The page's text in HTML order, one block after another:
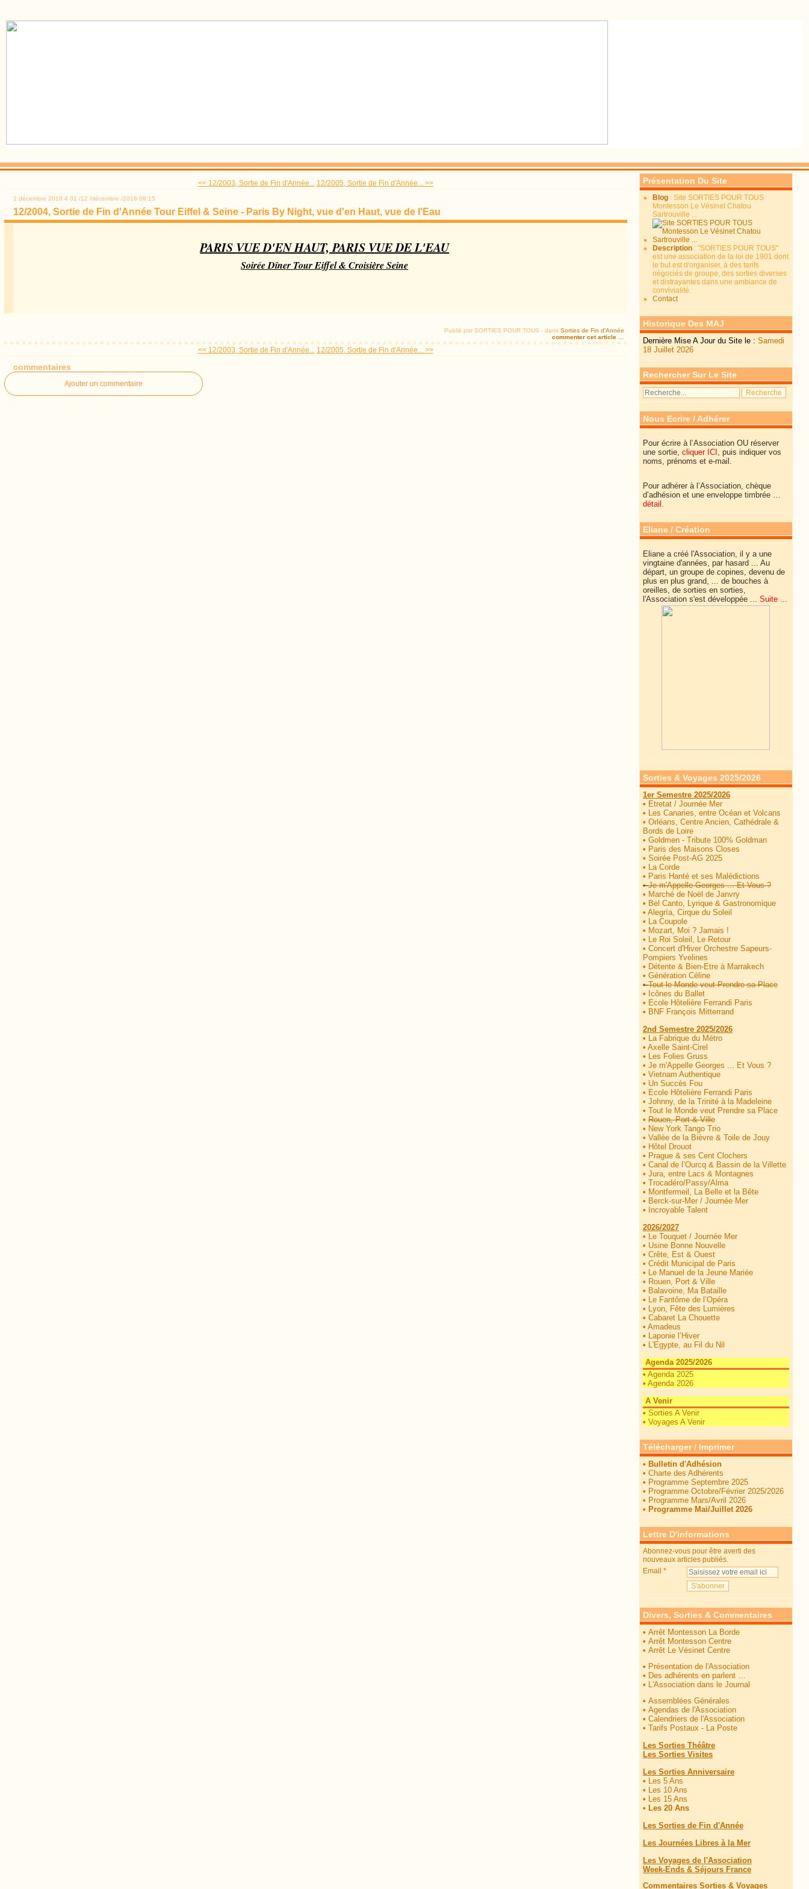
<< 12/2003, Sortie de Fin d'Année... 12/2005, Sortie de Fin d'Année... >>
1 décembre 2016 4 01 /12 /décembre /2016 09:15
12/2004, Sortie de Fin d'Année Tour Eiffel & Seine - Paris By Night, vue d'en Haut, vue de l'Eau
PARIS VUE D'EN HAUT, PARIS VUE DE L'EAU
Soirée Dîner Tour Eiffel & Croisière Seine
Publié par SORTIES POUR TOUS -dans Sorties de Fin d'Année
commenter cet article
<< 12/2003, Sortie de Fin d'Année... 12/2005, Sortie de Fin d'Année... >>
commentaires
Ajouter un commentaire
Présentation Du Site
Blog : Site SORTIES POUR TOUS
Montesson Le Vésinet Chatou
Sartrouville ...
Description : "SORTIES POUR TOUS"
est une association de la loi de 1901 dont
le but est d'organiser, à des tarifs
négociés de groupe, des sorties diverses
et distrayantes dans une ambiance de
convivialité.
Contact
Historique Des MAJ
Dernière Mise A Jour du Site le :Samedi
18 Juillet 2026
Rechercher Sur Le Site
Nous Ecrire / Adhérer
Pour écrire à l’Association OU réserver
une sortie,cliquer ICI , puis indiquer vos
noms, prénoms et e-mail.
Pour adhérer à l’Association, chèque
d’adhésion et une enveloppe timbrée …
détail .
Eliane / Création
Eliane a créé l'Association, il y a une
vingtaine d'années, par hasard ... Au
départ, un groupe de copines, devenu de
plus en plus grand, ... de bouches à
oreilles, de sorties en sorties,
l'Association s'est développée ...Suite ...
Sorties & Voyages 2025/2026
1er Semestre 2025/2026
• Etretat / Journée Mer
• Les Canaries, entre Océan et Volcans
• Orléans, Centre Ancien, Cathédrale &
Bords de Loire
• Goldmen - Tribute 100% Goldman
• Paris des Maisons Closes
• Soirée Post-AG 2025
• La Corde
• Paris Hanté et ses Malédictions
• Je m'Appelle Georges ... Et Vous ?
• Marché de Noël de Janvry
• Bel Canto, Lyrique & Gastronomique
• Alegría, Cirque du Soleil
• La Coupole
• Mozart, Moi ? Jamais !
• Le Roi Soleil, Le Retour
• Concert d'Hiver Orchestre Sapeurs-
Pompiers Yvelines
• Détente & Bien-Etre à Marrakech
• Génération Céline
• Tout le Monde veut Prendre sa Place
• Icônes du Ballet
• Ecole Hôtelière Ferrandi Paris
• BNF François Mitterrand
2nd Semestre 2025/2026
• La Fabrique du Métro
• Axelle Saint-Cirel
• Les Folies Gruss
• Je m'Appelle Georges ... Et Vous ?
• Vietnam Authentique
• Un Succès Fou
• Ecole Hôtelière Ferrandi Paris
• Johnny, de la Trinité à la Madeleine
• Tout le Monde veut Prendre sa Place
• Rouen, Port & Ville
• New York Tango Trio
• Vallée de la Bièvre & Toile de Jouy
• Hôtel Drouot
• Prague & ses Cent Clochers
• Canal de l’Ourcq & Bassin de la Villette
• Jura, entre Lacs & Montagnes
• Trocadéro/Passy/Alma
• Montfermeil, La Belle et la Bête
• Berck-sur-Mer / Journée Mer
•
Incroyable Talent
2026/2027
• Le Touquet / Journée Mer
• Usine Bonne Nouvelle
• Crête, Est & Ouest
• Crédit Municipal de Paris
• Le Manuel de la Jeune Mariée
• Rouen, Port & Ville
• Balavoine, Ma Bataille
• Le Fantôme de l’Opéra
• Lyon, Fête des Lumières
• Cabaret La Chouette
• Amadeus
• Laponie l’Hiver
• L'Egypte, au Fil du Nil
Agenda 2025/2026
• Agenda 2025
• Agenda 2026
A Venir
• Sorties A Venir
• Voyages A Venir
Télécharger / Imprimer
• Bulletin d'Adhésion
• Charte des Adhérents
• Programme Septembre 2025
• Programme Octobre/Février 2025/2026
• Programme Mars/Avril 2026
• Programme Mai/Juillet 2026
Lettre D'informations
Abonnez-vous pour être averti des
nouveaux articles publiés.
Email
Divers, Sorties & Commentaires
• Arrêt Montesson La Borde
• Arrêt Montesson Centre
• Arrêt Le Vésinet Centre
• Présentation de l'Association
• Des adhérents en parlent …
• L'Association dans le Journal
• Assemblées Générales
• Agendas de l'Association
• Calendriers de l'Association
• Tarifs Postaux - La Poste
Les Sorties Théâtre
Les Sorties Visites
Les Sorties Anniversaire
• Les 5 Ans
• Les 10 Ans
• Les 15 Ans
• Les 20 Ans
Les Sorties de Fin d'Année
Les Journées Libres à la Mer
Les Voyages de l'Association
Week-Ends & Séjours France
Commentaires Sorties & Voyages